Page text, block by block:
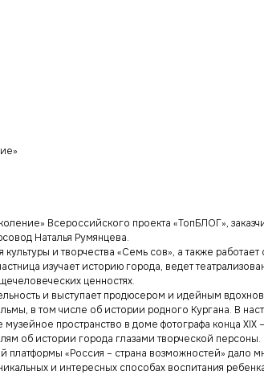
Всероссийского проекта «ТопБЛОГ»,
Наталья Румянцева.
и творчества «Семь сов», а также
изучает историю города, ведет
ценностях.
и выступает продюсером и идейным
в том числе об истории родного Кургана. В
пространство в доме фотографа конца XIX
об истории города глазами творческой персоны.
платформы «Россия – страна возможностей» дало
и интересных способах воспитания